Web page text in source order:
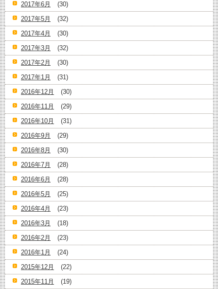
2017年6月
(30)
2017年5月
(32)
2017年4月
(30)
2017年3月
(32)
2017年2月
(30)
2017年1月
(31)
2016年12月
(30)
2016年11月
(29)
2016年10月
(31)
2016年9月
(29)
2016年8月
(30)
2016年7月
(28)
2016年6月
(28)
2016年5月
(25)
2016年4月
(23)
2016年3月
(18)
2016年2月
(23)
2016年1月
(24)
2015年12月
(22)
2015年11月
(19)